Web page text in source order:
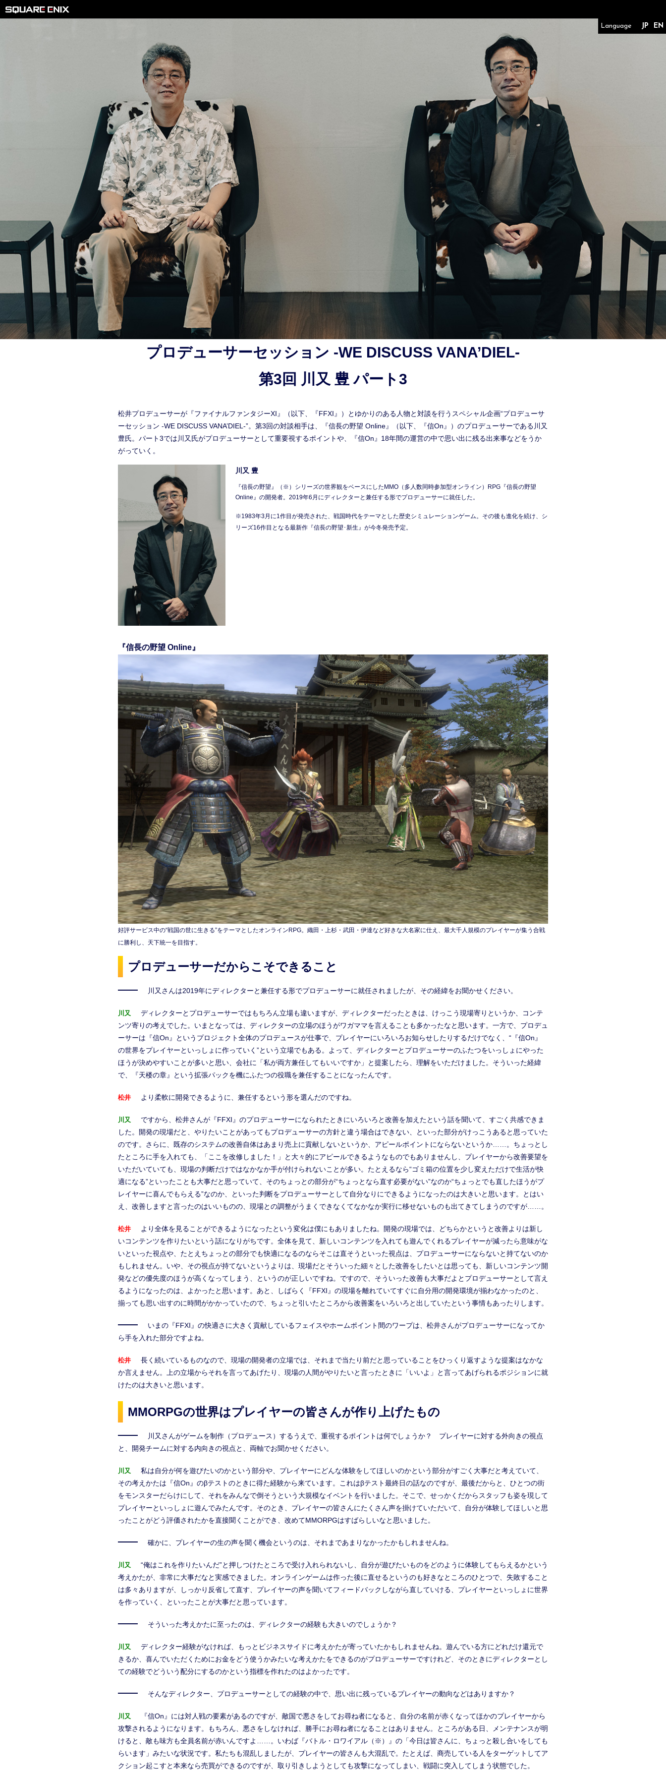
Language JP EN
プロデューサーセッション -WE DISCUSS VANA’DIEL-
第3回 川又 豊 パート3
松井プロデューサーが『ファイナルファンタジーXI』（以下、『FFXI』）とゆかりのある人物と対談を行うスペシャル企画“プロデューサ
ーセッション -WE DISCUSS VANA’DIEL-”。第3回の対談相手は、『信長の野望 Online』（以下、『信On』）のプロデューサーである川又
豊氏。パート3では川又氏がプロデューサーとして重要視するポイントや、『信On』18年間の運営の中で思い出に残る出来事などをうか
がっていく。
川又 豊
『信長の野望』（※）シリーズの世界観をベースにしたMMO（多人数同時参加型オンライン）RPG『信長の野望
Online』の開発者。2019年6月にディレクターと兼任する形でプロデューサーに就任した。
※1983年3月に1作目が発売された、戦国時代をテーマとした歴史シミュレーションゲーム。その後も進化を続け、シ
リーズ16作目となる最新作『信長の野望･新生』が今冬発売予定。
『信長の野望 Online』
好評サービス中の“戦国の世に生きる”をテーマとしたオンラインRPG。織田・上杉・武田・伊達など好きな大名家に仕え、最大千人規模のプレイヤーが集う合戦
に勝利し、天下統一を目指す。
プロデューサーだからこそできること
川又さんは2019年にディレクターと兼任する形でプロデューサーに就任されましたが、その経緯をお聞かせください。
川又
ディレクターとプロデューサーではもちろん立場も違いますが、ディレクターだったときは、けっこう現場寄りというか、コンテ
ンツ寄りの考えでした。いまとなっては、ディレクターの立場のほうがワガママを言えることも多かったなと思います。一方で、プロデュ
ーサーは『信On』というプロジェクト全体のプロデュースが仕事で、プレイヤーにいろいろお知らせしたりするだけでなく、“『信On』
の世界をプレイヤーといっしょに作っていく”という立場でもある。よって、ディレクターとプロデューサーのふたつをいっしょにやった
ほうが決めやすいことが多いと思い、会社に「私が両方兼任してもいいですか」と提案したら、理解をいただけました。そういった経緯
で、『天楼の章』という拡張パックを機にふたつの役職を兼任することになったんです。
松井 より柔軟に開発できるように、兼任するという形を選んだのですね。
川又
ですから、松井さんが『FFXI』のプロデューサーになられたときにいろいろと改善を加えたという話を聞いて、すごく共感できま
した。開発の現場だと、やりたいことがあってもプロデューサーの方針と違う場合はできない、といった部分がけっこうあると思っていた
のです。さらに、既存のシステムの改善自体はあまり売上に貢献しないというか、アピールポイントにならないというか……。ちょっとし
たところに手を入れても、「ここを改修しました！」と大々的にアピールできるようなものでもありませんし、プレイヤーから改善要望を
いただいていても、現場の判断だけではなかなか手が付けられないことが多い。たとえるなら“ゴミ箱の位置を少し変えただけで生活が快
適になる”といったことも大事だと思っていて、そのちょっとの部分が“ちょっとなら直す必要がない”なのか“ちょっとでも直したほうがプ
レイヤーに喜んでもらえる”なのか、といった判断をプロデューサーとして自分なりにできるようになったのは大きいと思います。とはい
え、改善しますと言ったのはいいものの、現場との調整がうまくできなくてなかなか実行に移せないものも出てきてしまうのですが……。
松井
より全体を見ることができるようになったという変化は僕にもありましたね。開発の現場では、どちらかというと改善よりは新し
いコンテンツを作りたいという話になりがちです。全体を見て、新しいコンテンツを入れても遊んでくれるプレイヤーが減ったら意味がな
いといった視点や、たとえちょっとの部分でも快適になるのならそこは直そうといった視点は、プロデューサーにならないと持てないのか
もしれません。いや、その視点が持てないというよりは、現場だとそういった細々とした改善をしたいとは思っても、新しいコンテンツ開
発などの優先度のほうが高くなってしまう、というのが正しいですね。ですので、そういった改善も大事だよとプロデューサーとして言え
るようになったのは、よかったと思います。あと、しばらく『FFXI』の現場を離れていてすぐに自分用の開発環境が揃わなかったのと、
揃っても思い出すのに時間がかかっていたので、ちょっと引いたところから改善案をいろいろと出していたという事情もあったりします。
いまの『FFXI』の快適さに大きく貢献しているフェイスやホームポイント間のワープは、松井さんがプロデューサーになってか
ら手を入れた部分ですよね。
松井
長く続いているものなので、現場の開発者の立場では、それまで当たり前だと思っていることをひっくり返すような提案はなかな
か言えません。上の立場からそれを言ってあげたり、現場の人間がやりたいと言ったときに「いいよ」と言ってあげられるポジションに就
けたのは大きいと思います。
MMORPGの世界はプレイヤーの皆さんが作り上げたもの
川又さんがゲームを制作（プロデュース）するうえで、重視するポイントは何でしょうか？ プレイヤーに対する外向きの視点
と、開発チームに対する内向きの視点と、両軸でお聞かせください。
川又
私は自分が何を遊びたいのかという部分や、プレイヤーにどんな体験をしてほしいのかという部分がすごく大事だと考えていて、
その考えかたは『信On』のβテストのときに得た経験から来ています。これはβテスト最終日の話なのですが、最後だからと、ひとつの街
をモンスターだらけにして、それをみんなで倒そうという大規模なイベントを行いました。そこで、せっかくだからスタッフも姿を現して
プレイヤーといっしょに遊んでみたんです。そのとき、プレイヤーの皆さんにたくさん声を掛けていただいて、自分が体験してほしいと思
ったことがどう評価されたかを直接聞くことができ、改めてMMORPGはすばらしいなと思いました。
確かに、プレイヤーの生の声を聞く機会というのは、それまであまりなかったかもしれませんね。
川又
“俺はこれを作りたいんだ”と押しつけたところで受け入れられないし、自分が遊びたいものをどのように体験してもらえるかという
考えかたが、非常に大事だなと実感できました。オンラインゲームは作った後に直せるというのも好きなところのひとつで、失敗すること
は多々ありますが、しっかり反省して直す、プレイヤーの声を聞いてフィードバックしながら直していける、プレイヤーといっしょに世界
を作っていく、といったことが大事だと思っています。
そういった考えかたに至ったのは、ディレクターの経験も大きいのでしょうか？
川又
ディレクター経験がなければ、もっとビジネスサイドに考えかたが寄っていたかもしれませんね。遊んでいる方にどれだけ還元で
きるか、喜んでいただくためにお金をどう使うかみたいな考えかたをできるのがプロデューサーですけれど、そのときにディレクターとし
ての経験でどういう配分にするのかという指標を作れたのはよかったです。
そんなディレクター、プロデューサーとしての経験の中で、思い出に残っているプレイヤーの動向などはありますか？
川又
『信On』には対人戦の要素があるのですが、敵国で悪さをしてお尋ね者になると、自分の名前が赤くなってほかのプレイヤーから
攻撃されるようになります。もちろん、悪さをしなければ、勝手にお尋ね者になることはありません。ところがある日、メンテナンスが明
けると、敵も味方も全員名前が赤いんですよ……。いわば『バトル・ロワイアル（※）』の「今日は皆さんに、ちょっと殺し合いをしても
らいます」みたいな状況です。私たちも混乱しましたが、プレイヤーの皆さんも大混乱で。たとえば、商売している人をターゲットしてア
クション起こすと本来なら売買ができるのですが、取り引きしようとしても攻撃になってしまい、戦闘に突入してしまう状態でした。